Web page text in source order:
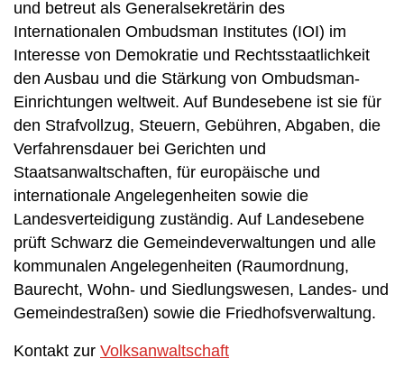
und betreut als Generalsekretärin des
Internationalen Ombudsman Institutes (IOI) im
Interesse von Demokratie und Rechtsstaatlichkeit
den Ausbau und die Stärkung von Ombudsman-
Einrichtungen weltweit. Auf Bundesebene ist sie für
den Strafvollzug, Steuern, Gebühren, Abgaben, die
Verfahrensdauer bei Gerichten und
Staatsanwaltschaften, für europäische und
internationale Angelegenheiten sowie die
Landesverteidigung zuständig. Auf Landesebene
prüft Schwarz die Gemeindeverwaltungen und alle
kommunalen Angelegenheiten (Raumordnung,
Baurecht, Wohn- und Siedlungswesen, Landes- und
Gemeindestraßen) sowie die Friedhofsverwaltung.
Kontakt zur Volksanwaltschaft